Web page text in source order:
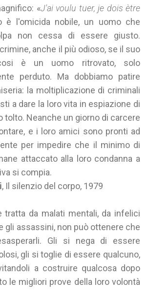
«J'ai voulu tuer, je dois ètre
è l'omicida nobile, un uomo che
non cessa di essere giusto.
anche il più odioso, se il suo
è un uomo ritrovato, solo
perduto. Ma dobbiamo patire
la moltiplicazione di criminali
a dare la loro vita in espiazione di
tolto. Neanche un giorno di carcere
e i loro amici sono pronti ad
per impedire che il minimo di
attaccato alla loro condanna a
si compia.
, Il silenzio del corpo, 1979
tratta da malati mentali, da infelici
gli assassini, non può ottenere che
Gli si nega di essere
gli si toglie di essere qualcuno,
a costruire qualcosa dopo
le migliori prove della loro volontà